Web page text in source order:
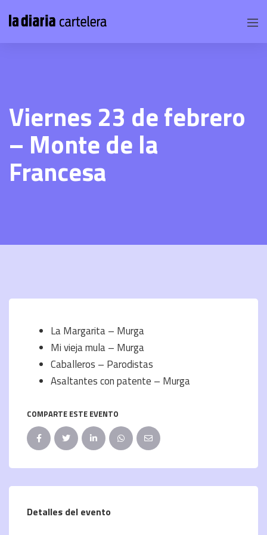
Viernes 23 de febrero
– Monte de la
Francesa
La Margarita – Murga
Mi vieja mula – Murga
Caballeros – Parodistas
Asaltantes con patente – Murga
COMPARTE ESTE EVENTO
Detalles del evento